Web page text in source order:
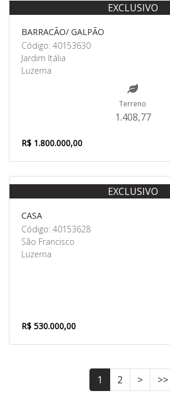
EXCLUSIVO
BARRACÃO/ GALPÃO
Código: 40153630
Jardim Itália
Luzerna
Terreno
1.408,77
R$ 1.800.000,00
EXCLUSIVO
CASA
Código: 40153628
São Francisco
Luzerna
R$ 530.000,00
1 2 > >>